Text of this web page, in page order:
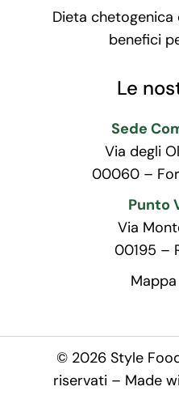
Dieta
benefici
Le
Sede
Via degli
00060 –
Punto
Via
00195 –
© 2026 Style
riservati – Made